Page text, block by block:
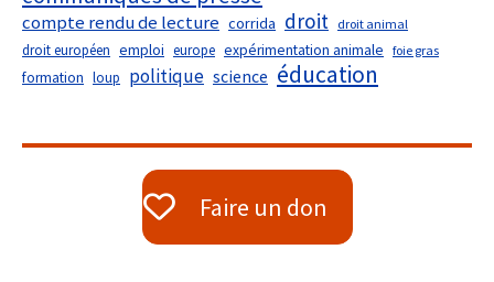
compte rendu de lecture corrida droit droit animal
droit européen emploi europe expérimentation animale foie gras
formation loup politique science éducation
Faire un don